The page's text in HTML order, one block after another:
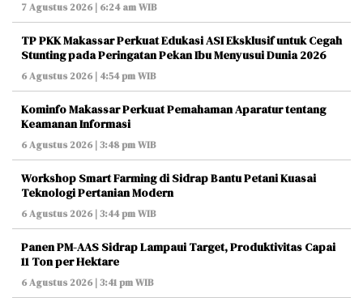
7 Agustus 2026 | 6:24 am WIB
TP PKK Makassar Perkuat Edukasi ASI Eksklusif untuk Cegah
Stunting pada Peringatan Pekan Ibu Menyusui Dunia 2026
6 Agustus 2026 | 4:54 pm WIB
Kominfo Makassar Perkuat Pemahaman Aparatur tentang
Keamanan Informasi
6 Agustus 2026 | 3:48 pm WIB
Workshop Smart Farming di Sidrap Bantu Petani Kuasai
Teknologi Pertanian Modern
6 Agustus 2026 | 3:44 pm WIB
Panen PM-AAS Sidrap Lampaui Target, Produktivitas Capai
11 Ton per Hektare
6 Agustus 2026 | 3:41 pm WIB